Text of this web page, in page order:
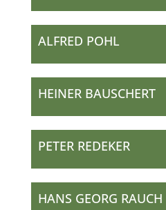
ALFRED POHL
HEINER BAUSCHERT
PETER REDEKER
HANS GEORG RAUCH